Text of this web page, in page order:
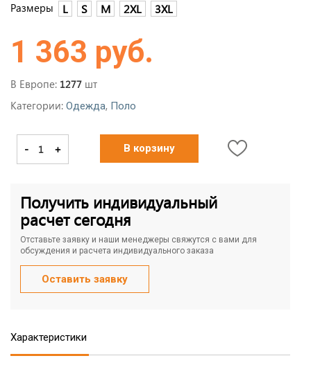
Размеры L S M 2XL 3XL
1 363 руб.
В Европе: 1277 шт
Категории: Одежда, Поло
- + В корзину
Получить индивидуальный
расчет сегодня
Отставьте заявку и наши менеджеры свяжутся с вами для
обсуждения и расчета индивидуального заказа
Оставить заявку
Характеристики